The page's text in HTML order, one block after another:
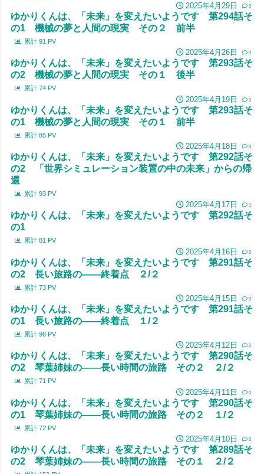
2025年4月29日 0
ゆかりくんは、「未来」を変えたいようです 第294話そ
の1 機械の夢と人間の現実 その２ 前半
累計 91 PV
2025年4月26日 0
ゆかりくんは、「未来」を変えたいようです 第293話そ
の2 機械の夢と人間の現実 その１ 後半
累計 74 PV
2025年4月19日 0
ゆかりくんは、「未来」を変えたいようです 第293話そ
の1 機械の夢と人間の現実 その１ 前半
累計 85 PV
2025年4月18日 0
ゆかりくんは、「未来」を変えたいようです 第292話そ
の2 「世界シミュレーション装置の中の未来」からの帰
還
累計 93 PV
2025年4月17日 1
ゆかりくんは、「未来」を変えたいようです 第292話そ
の1
累計 81 PV
2025年4月16日 0
ゆかりくんは、「未来」を変えたいようです 第291話そ
の2 長い旅路の――終着点 ２/２
累計 73 PV
2025年4月15日 0
ゆかりくんは、「未来」を変えたいようです 第291話そ
の1 長い旅路の――終着点 １/２
累計 96 PV
2025年4月12日 2
ゆかりくんは、「未来」を変えたいようです 第290話そ
の2 琴葉姉妹の――長い時間の旅路 その２ ２/２
累計 71 PV
2025年4月11日 0
ゆかりくんは、「未来」を変えたいようです 第290話そ
の1 琴葉姉妹の――長い時間の旅路 その２ １/２
累計 72 PV
2025年4月10日 0
ゆかりくんは、「未来」を変えたいようです 第289話そ
の2 琴葉姉妹の――長い時間の旅路 その１ ２/２